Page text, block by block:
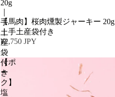
20g
手
土
産
袋
付
き
【馬肉】桜肉燻製ジャーキー 20g
｜手土産袋付き
¥2,750 JPY
【ポ
ー
ク】
塩